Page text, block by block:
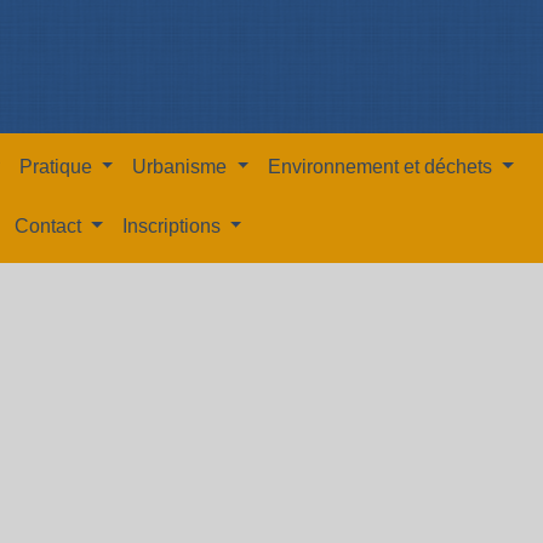
Pratique Urbanisme Environnement et déchets
Contact Inscriptions